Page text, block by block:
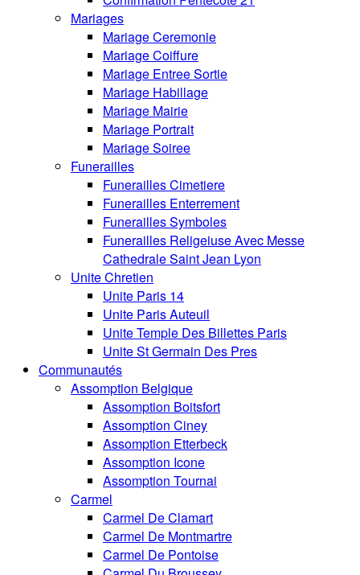
Mariages
Mariage Ceremonie
Mariage Coiffure
Mariage Entree Sortie
Mariage Habillage
Mariage Mairie
Mariage Portrait
Mariage Soiree
Funerailles
Funerailles Cimetiere
Funerailles Enterrement
Funerailles Symboles
Funerailles Religeiuse Avec Messe
Cathedrale Saint Jean Lyon
Unite Chretien
Unite Paris 14
Unite Paris Auteuil
Unite Temple Des Billettes Paris
Unite St Germain Des Pres
Communautés
Assomption Belgique
Assomption Boitsfort
Assomption Ciney
Assomption Etterbeck
Assomption Icone
Assomption Tournai
Carmel
Carmel De Clamart
Carmel De Montmartre
Carmel De Pontoise